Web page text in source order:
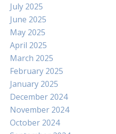
July 2025
June 2025
May 2025
April 2025
March 2025
February 2025
January 2025
December 2024
November 2024
October 2024